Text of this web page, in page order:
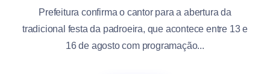
Prefeitura confirma o cantor para a abertura da
tradicional festa da padroeira, que acontece entre 13 e
16 de agosto com programação...